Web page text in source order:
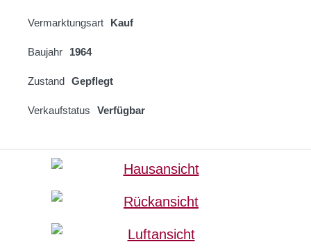
Vermarktungsart Kauf
Baujahr 1964
Zustand Gepflegt
Verkaufstatus Verfügbar